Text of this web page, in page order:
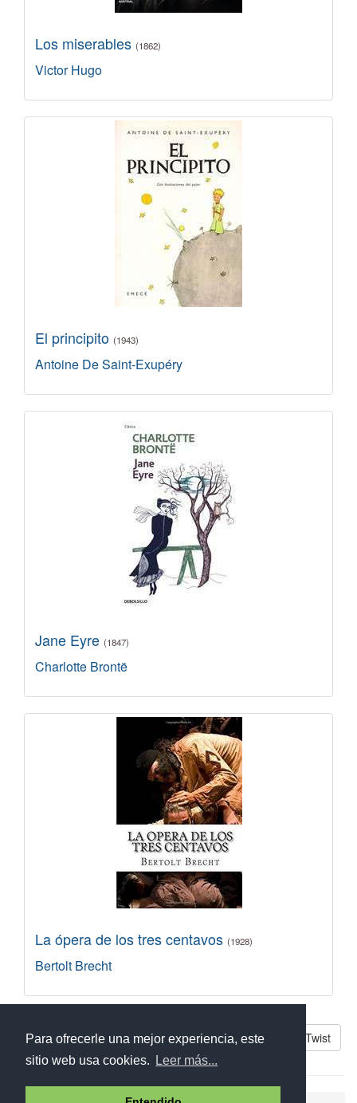
Para ofrecerle una mejor experiencia, este
sitio web usa cookies.
Leer más...
Los miserables (1862)
Victor Hugo
El principito (1943)
Antoine De Saint-Exupéry
Jane Eyre (1847)
Charlotte Brontë
La ópera de los tres centavos (1928)
Bertolt Brecht
Libros parecidos a Oliver Twist